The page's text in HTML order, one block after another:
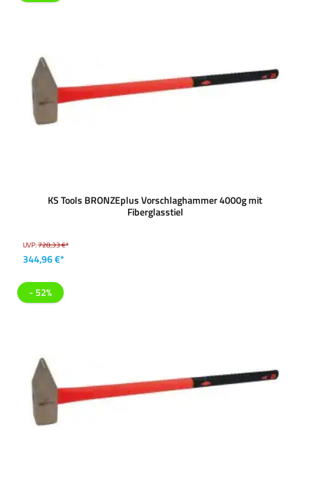
KS Tools BRONZEplus Vorschlaghammer 4000g mit
Fiberglasstiel
UVP:728,33 €*
344,96 €*
- 52%